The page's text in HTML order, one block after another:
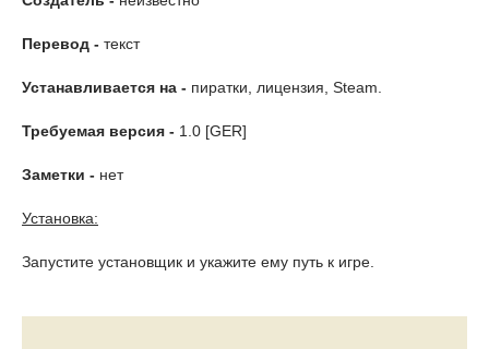
Перевод - текст
Устанавливается на - пиратки, лицензия, Steam.
Требуемая версия - 1.0 [GER]
Заметки - нет
Установка:
Запустите установщик и укажите ему путь к игре.